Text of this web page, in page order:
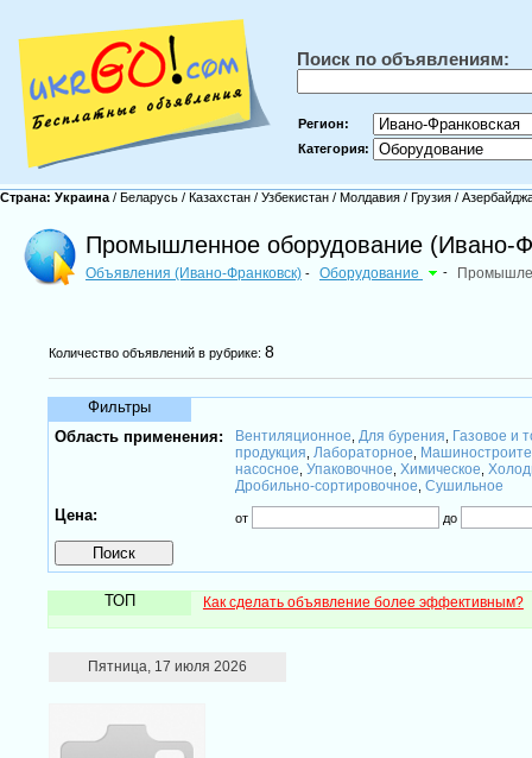
Поиск по объявлениям:
Регион:
Категория:
Страна: Украина / Беларусь / Казахстан / Узбекистан / Молдавия / Грузия /
Промышленное оборудование (Ивано-
Объявления (Ивано-Франковск) - Оборудование -
Количество объявлений в рубрике: 8
Фильтры
Область применения:
Вентиляционное Для бурения
Газовое и
продукция Лабораторное
насосное Упаковочное Химическое
Дробильно-сортировочное Сушильное
Цена: от до
ТОП Как сделать объявление более эффективным?
Пятница, 17 июля 2026